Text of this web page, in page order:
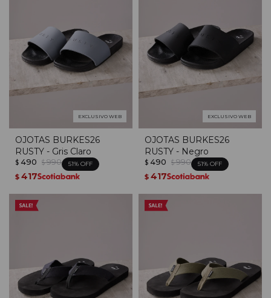
EXCLUSIVO WEB
OJOTAS BURKES26
RUSTY - Gris Claro
$ 490 $ 990 51
$ 417
EXCLUSIVO WEB
OJOTAS BURKES26
RUSTY - Negro
$ 490 $ 990 51
$ 417